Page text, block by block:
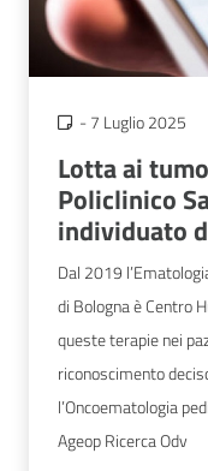
-7 Luglio 2025
Lotta ai
Policlinico
individuato
Dal 2019
di Bologna è Centro
queste terapie nei
riconoscimento
l’Oncoematologia
Ageop Ricerca Odv